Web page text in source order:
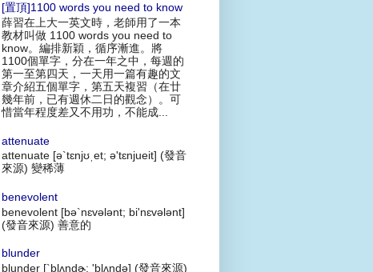
[置頂]1100 words you need to know
薛習在上大一英文時，老師用了一本
教材叫做 1100 words you need to
know。編排新穎，循序漸進。將
1100個單字，分在一年之中，每週的
第一至第四天，一天用一篇有趣的文
章介紹五個單字，第五天複習（在廿
幾年前，已有週休二日的觀念）。可
惜當年程度差又不用功，不能成...
attenuate
attenuate [ə`tɛnjʊˌet; ə'tɛnjueit] (發音
來源) 變稀薄
benevolent
benevolent [bə`nɛvələnt; bi'nɛvələnt]
(發音來源) 善意的
blunder
blunder [`blʌndɚ; 'blʌndə] (發音來源)